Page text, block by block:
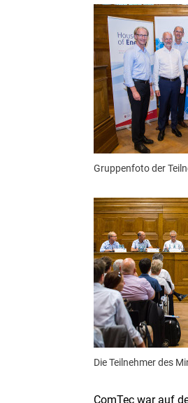
Gruppenfoto der
Die Teilnehmer des
ComTec war auf